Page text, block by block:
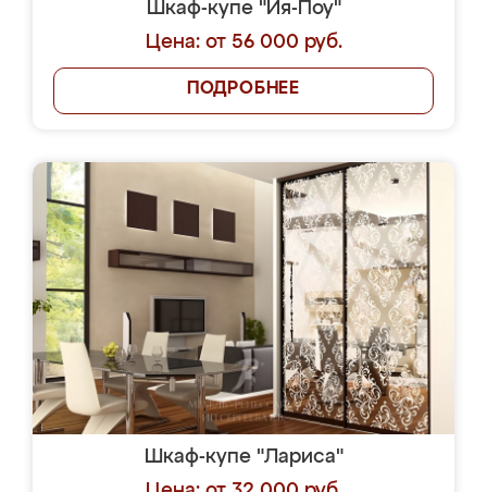
Шкаф-купе "Йя-Поу"
Цена: от 56 000 руб.
ПОДРОБНЕЕ
Шкаф-купе "Лариса"